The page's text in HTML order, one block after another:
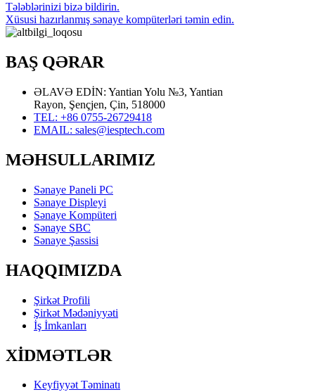
Tələblərinizi bizə bildirin.
Xüsusi hazırlanmış sənaye kompüterləri təmin edin.
BAŞ QƏRAR
ƏLAVƏ EDİN: Yantian Yolu №3, Yantian
Rayon, Şençjen, Çin, 518000
TEL: +86 0755-26729418
EMAIL: sales@iesptech.com
MƏHSULLARIMIZ
Sənaye Paneli PC
Sənaye Displeyi
Sənaye Kompüteri
Sənaye SBC
Sənaye Şassisi
HAQQIMIZDA
Şirkət Profili
Şirkət Mədəniyyəti
İş İmkanları
XİDMƏTLƏR
Keyfiyyət Təminatı